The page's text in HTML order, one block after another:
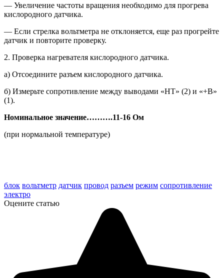
— Увеличение частоты вращения необходимо для прогрева
кислород­ного датчика.
— Если стрелка вольтметра не от­клоняется, еще раз прогрейте
датчик и повторите проверку.
2. Проверка нагревателя кислородно­го датчика.
а) Отсоедините разъем кислородно­го датчика.
б) Измерьте сопротивление между выводами «НТ» (2) и «+В»
(1).
Номинальное значение……….11-16 Ом
(при нормальной температуре)
блок вольтметр датчик провод разъем режим сопротивление
электро
Оцените статью